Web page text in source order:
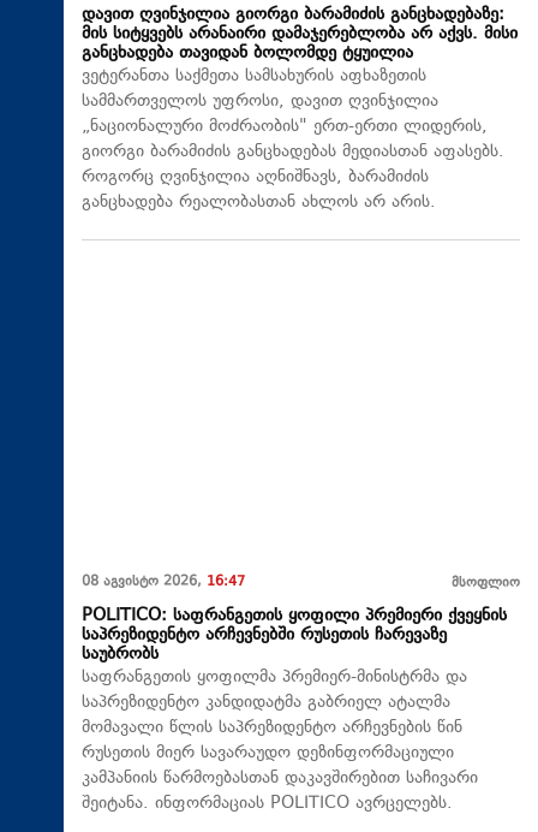
დავით ღვინჯილია გიორგი ბარამიძის განცხადებაზე:
მის სიტყვებს არანაირი დამაჯერებლობა არ აქვს. მისი
განცხადება თავიდან ბოლომდე ტყუილია
ვეტერანთა საქმეთა სამსახურის აფხაზეთის
სამმართველოს უფროსი, დავით ღვინჯილია
„ნაციონალური მოძრაობის" ერთ-ერთი ლიდერის,
გიორგი ბარამიძის განცხადებას მედიასთან აფასებს.
როგორც ღვინჯილია აღნიშნავს, ბარამიძის
განცხადება რეალობასთან ახლოს არ არის.
08 აგვისტო 2026, 16:47 მსოფლიო
POLITICO: საფრანგეთის ყოფილი პრემიერი ქვეყნის
საპრეზიდენტო არჩევნებში რუსეთის ჩარევაზე
საუბრობს
საფრანგეთის ყოფილმა პრემიერ-მინისტრმა და
საპრეზიდენტო კანდიდატმა გაბრიელ ატალმა
მომავალი წლის საპრეზიდენტო არჩევნების წინ
რუსეთის მიერ სავარაუდო დეზინფორმაციული
კამპანიის წარმოებასთან დაკავშირებით საჩივარი
შეიტანა. ინფორმაციას POLITICO ავრცელებს.